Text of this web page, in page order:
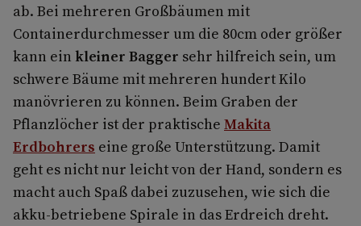
ab. Bei mehreren Großbäumen mit
Containerdurchmesser um die 80cm oder größer
kann ein kleiner Bagger sehr hilfreich sein, um
schwere Bäume mit mehreren hundert Kilo
manövrieren zu können. Beim Graben der
Pflanzlöcher ist der praktische Makita
Erdbohrers eine große Unterstützung. Damit
geht es nicht nur leicht von der Hand, sondern es
macht auch Spaß dabei zuzusehen, wie sich die
akku-betriebene Spirale in das Erdreich dreht.